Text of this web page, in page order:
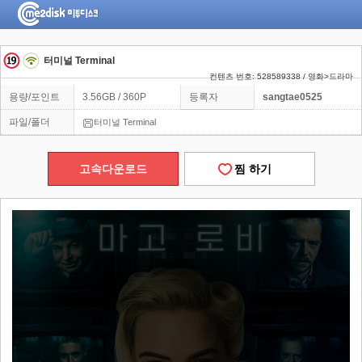
터미널 Terminal
컨텐츠 번호: 528589338 / 영화>드라마
용량/포인트 3.56GB / 360P 등록자 sangtae0525
파일/폴더 터미널 Terminal
고속다운로드 찜 하기